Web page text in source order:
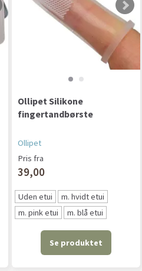
Ollipet Silikone
fingertandbørste
Ollipet
Pris fra
39,00
Uden etui
m. hvidt etui
m. pink etui
m. blå etui
Se produktet